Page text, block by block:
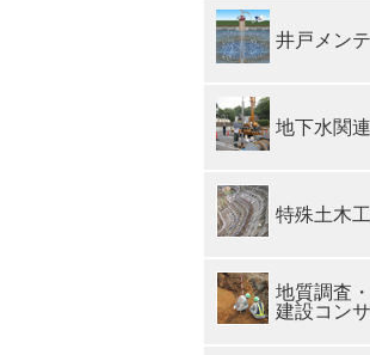
井戸メン
地下水関
特殊土木
地質調査・
建設コン